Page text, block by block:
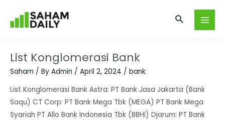
List Konglomerasi Bank
Saham / By Admin / April 2, 2024 / bank
List Konglomerasi Bank Astra: PT Bank Jasa Jakarta (Bank
Saqu) CT Corp: PT Bank Mega Tbk (MEGA) PT Bank Mega
Syariah PT Allo Bank Indonesia Tbk (BBHI) Djarum: PT Bank